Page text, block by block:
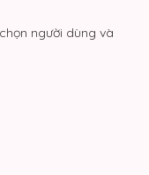
người dùng và